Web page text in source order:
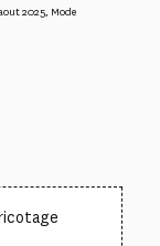
2025, Mode